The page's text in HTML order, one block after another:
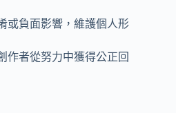
或負面影響，維護個人形
作者從努力中獲得公正回